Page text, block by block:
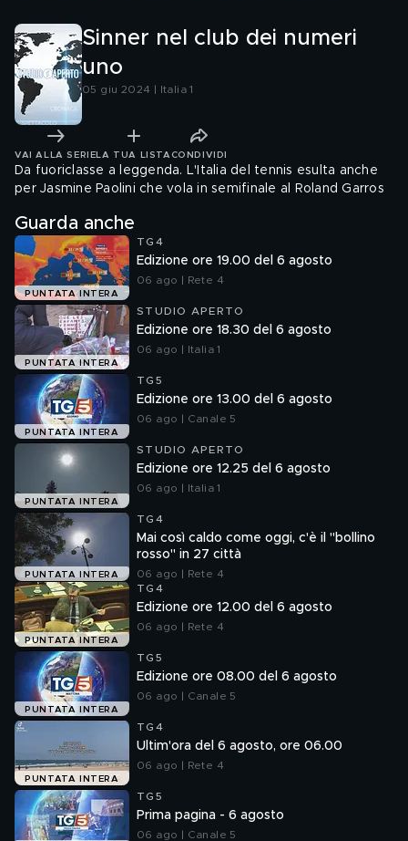
Sinner nel club dei numeri
uno
05 giu 2024 | Italia 1
VAI ALLA SERIE LA TUA LISTA CONDIVIDI
Da fuoriclasse a leggenda. L'Italia del tennis esulta anche
per Jasmine Paolini che vola in semifinale al Roland Garros
Guarda anche
PUNTATA INTERA
TG4
Edizione ore 19.00 del 6 agosto
06 ago | Rete 4
PUNTATA INTERA
STUDIO APERTO
Edizione ore 18.30 del 6 agosto
06 ago | Italia 1
PUNTATA INTERA
TG5
Edizione ore 13.00 del 6 agosto
06 ago | Canale 5
PUNTATA INTERA
STUDIO APERTO
Edizione ore 12.25 del 6 agosto
06 ago | Italia 1
PUNTATA INTERA
TG4
Mai così caldo come oggi, c'è il "bollino
rosso" in 27 città
06 ago | Rete 4
PUNTATA INTERA
TG4
Edizione ore 12.00 del 6 agosto
06 ago | Rete 4
PUNTATA INTERA
TG5
Edizione ore 08.00 del 6 agosto
06 ago | Canale 5
PUNTATA INTERA
TG4
Ultim'ora del 6 agosto, ore 06.00
06 ago | Rete 4
TG5
Prima pagina - 6 agosto
06 ago | Canale 5